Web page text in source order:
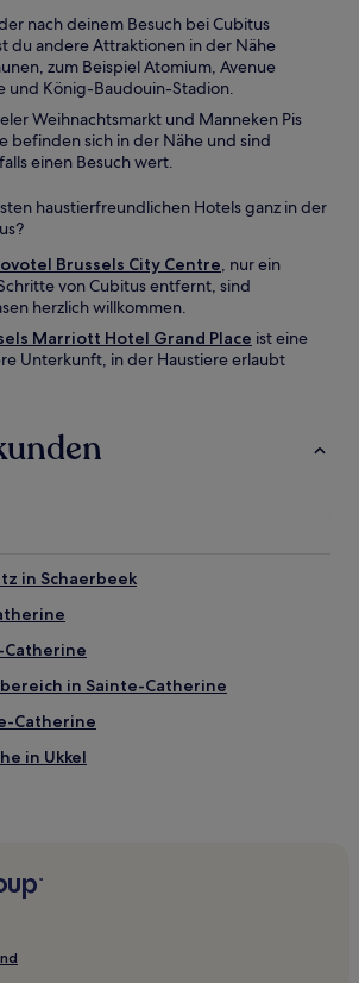
nach deinem Besuch bei Cubitus
du andere Attraktionen in der Nähe
zum Beispiel Atomium, Avenue
und König-Baudouin-Stadion.
Weihnachtsmarkt und Manneken Pis
befinden sich in der Nähe und sind
einen Besuch wert.
haustierfreundlichen Hotels ganz in der
Brussels City Centre, nur ein
von Cubitus entfernt, sind
herzlich willkommen.
Marriott Hotel Grand Place ist eine
Unterkunft, in der Haustiere erlaubt
in Schaerbeek
Catherine
in Sainte-Catherine
Catherine
in Ukkel
in Ixelles
in Ixelles